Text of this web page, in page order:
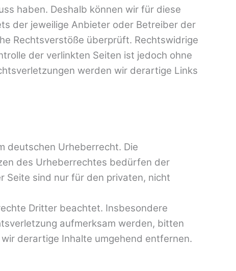
haben. Deshalb können wir für diese
der jeweilige Anbieter oder Betreiber der
Rechtsverstöße überprüft. Rechtswidrige
der verlinkten Seiten ist jedoch ohne
werden wir derartige Links
deutschen Urheberrecht. Die
des Urheberrechtes bedürfen der
Seite sind nur für den privaten, nicht
Dritter beachtet. Insbesondere
aufmerksam werden, bitten
derartige Inhalte umgehend entfernen.